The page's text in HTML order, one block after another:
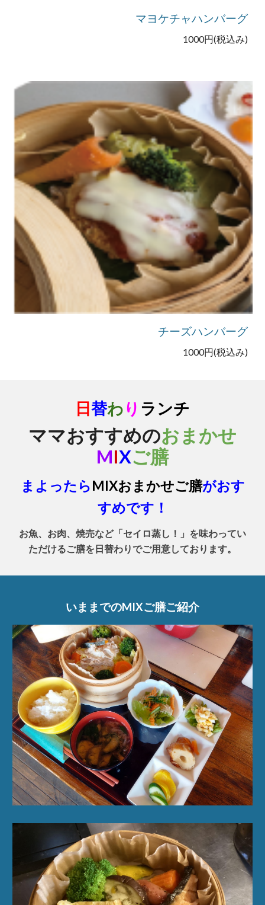
マヨケチャハンバーグ
1000円(税込み)
チーズハンバーグ
1000円(税込み)
日替わり ランチ
ママおすすめのおまかせ
MIXご膳
まよったらMIXおまかせご膳がおす
すめです！
お魚、お肉、焼売など「セイロ蒸し！」を味わってい
ただけるご膳を日替わりでご用意しております。
いままでのMIXご膳ご紹介